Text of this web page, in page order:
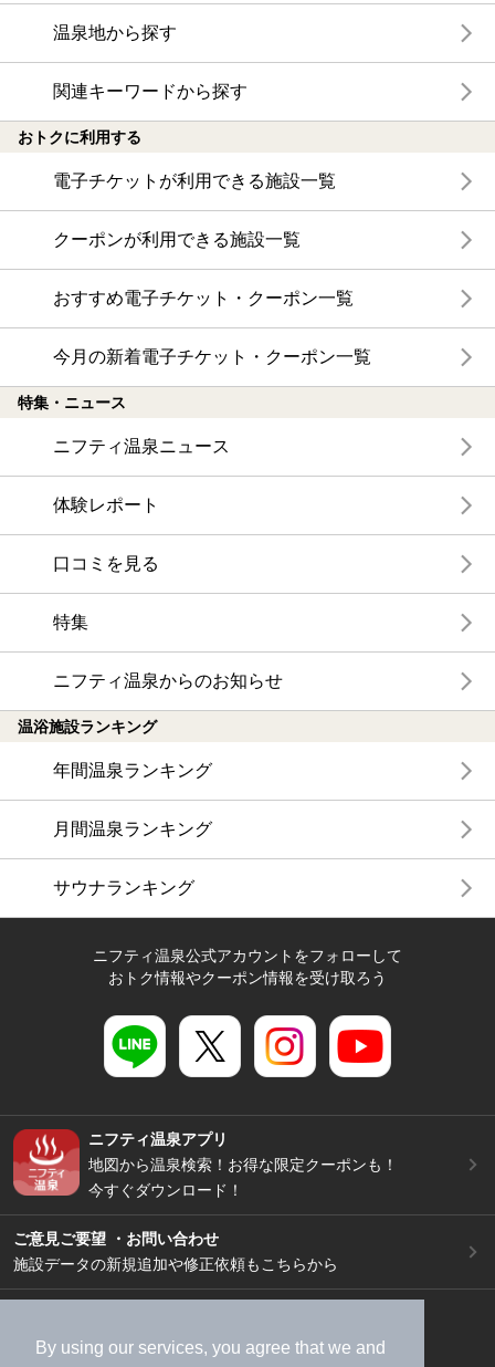
By using our services, you agree that we and
温泉地から探す
関連キーワードから探す
おトクに利用する
電子チケットが利用できる施設一覧
クーポンが利用できる施設一覧
おすすめ電子チケット・クーポン一覧
今月の新着電子チケット・クーポン一覧
特集・ニュース
ニフティ温泉ニュース
体験レポート
口コミを見る
特集
ニフティ温泉からのお知らせ
温浴施設ランキング
年間温泉ランキング
月間温泉ランキング
サウナランキング
ニフティ温泉公式アカウントをフォローして
おトク情報やクーポン情報を受け取ろう
ニフティ温泉アプリ
地図から温泉検索！お得な限定クーポンも！
今すぐダウンロード！
ご意見ご要望 ・お問い合わせ
施設データの新規追加や修正依頼もこちらから
加盟店募集（資料請求）
広告出稿のご案内